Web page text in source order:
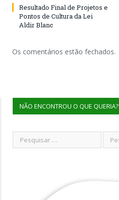
Resultado Final de Projetos e
Pontos de Cultura da Lei
Aldir Blanc
Os comentários estão fechados.
NÃO ENCONTROU O QUE QUERIA?